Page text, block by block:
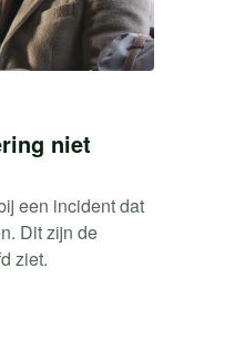
niet
een incident dat
Dit zijn de
ziet.